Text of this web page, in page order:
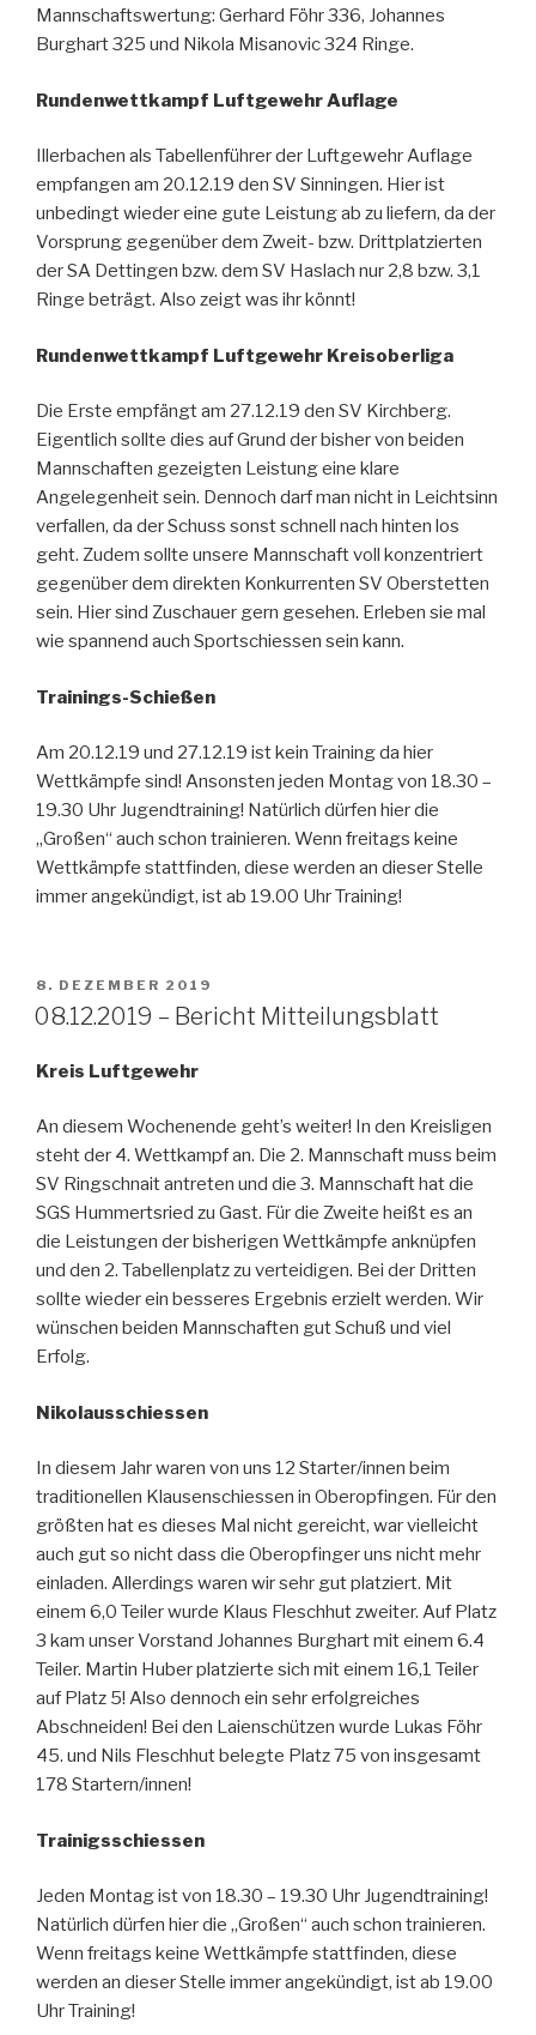
Mannschaftswertung: Gerhard Föhr 336, Johannes
Burghart 325 und Nikola Misanovic 324 Ringe.
Rundenwettkampf Luftgewehr Auflage
Illerbachen als Tabellenführer der Luftgewehr Auflage
empfangen am 20.12.19 den SV Sinningen. Hier ist
unbedingt wieder eine gute Leistung ab zu liefern, da der
Vorsprung gegenüber dem Zweit- bzw. Drittplatzierten
der SA Dettingen bzw. dem SV Haslach nur 2,8 bzw. 3,1
Ringe beträgt. Also zeigt was ihr könnt!
Rundenwettkampf Luftgewehr Kreisoberliga
Die Erste empfängt am 27.12.19 den SV Kirchberg.
Eigentlich sollte dies auf Grund der bisher von beiden
Mannschaften gezeigten Leistung eine klare
Angelegenheit sein. Dennoch darf man nicht in Leichtsinn
verfallen, da der Schuss sonst schnell nach hinten los
geht. Zudem sollte unsere Mannschaft voll konzentriert
gegenüber dem direkten Konkurrenten SV Oberstetten
sein. Hier sind Zuschauer gern gesehen. Erleben sie mal
wie spannend auch Sportschiessen sein kann.
Trainings-Schießen
Am 20.12.19 und 27.12.19 ist kein Training da hier
Wettkämpfe sind! Ansonsten jeden Montag von 18.30 –
19.30 Uhr Jugendtraining! Natürlich dürfen hier die
„Großen“ auch schon trainieren. Wenn freitags keine
Wettkämpfe stattfinden, diese werden an dieser Stelle
immer angekündigt, ist ab 19.00 Uhr Training!
VERÖFFENTLICHT
AM
8. DEZEMBER 2019
08.12.2019 – Bericht Mitteilungsblatt
Kreis Luftgewehr
An diesem Wochenende geht’s weiter! In den Kreisligen
steht der 4. Wettkampf an. Die 2. Mannschaft muss beim
SV Ringschnait antreten und die 3. Mannschaft hat die
SGS Hummertsried zu Gast. Für die Zweite heißt es an
die Leistungen der bisherigen Wettkämpfe anknüpfen
und den 2. Tabellenplatz zu verteidigen. Bei der Dritten
sollte wieder ein besseres Ergebnis erzielt werden. Wir
wünschen beiden Mannschaften gut Schuß und viel
Erfolg.
Nikolausschiessen
In diesem Jahr waren von uns 12 Starter/innen beim
traditionellen Klausenschiessen in Oberopfingen. Für den
größten hat es dieses Mal nicht gereicht, war vielleicht
auch gut so nicht dass die Oberopfinger uns nicht mehr
einladen. Allerdings waren wir sehr gut platziert. Mit
einem 6,0 Teiler wurde Klaus Fleschhut zweiter. Auf Platz
3 kam unser Vorstand Johannes Burghart mit einem 6.4
Teiler. Martin Huber platzierte sich mit einem 16,1 Teiler
auf Platz 5! Also dennoch ein sehr erfolgreiches
Abschneiden! Bei den Laienschützen wurde Lukas Föhr
45. und Nils Fleschhut belegte Platz 75 von insgesamt
178 Startern/innen!
Trainigsschiessen
Jeden Montag ist von 18.30 – 19.30 Uhr Jugendtraining!
Natürlich dürfen hier die „Großen“ auch schon trainieren.
Wenn freitags keine Wettkämpfe stattfinden, diese
werden an dieser Stelle immer angekündigt, ist ab 19.00
Uhr Training!